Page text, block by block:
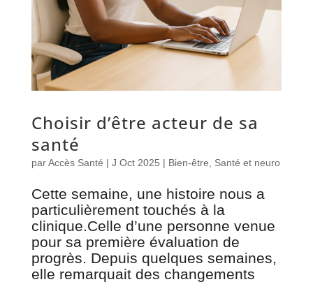
Choisir d’être acteur de sa
santé
parAccès Santé | J Oct 2025 | Bien-être, Santé et neuro
Cette semaine, une histoire nous a
particulièrement touchés à la
clinique.Celle d’une personne venue
pour sa première évaluation de
progrès. Depuis quelques semaines,
elle remarquait des changements